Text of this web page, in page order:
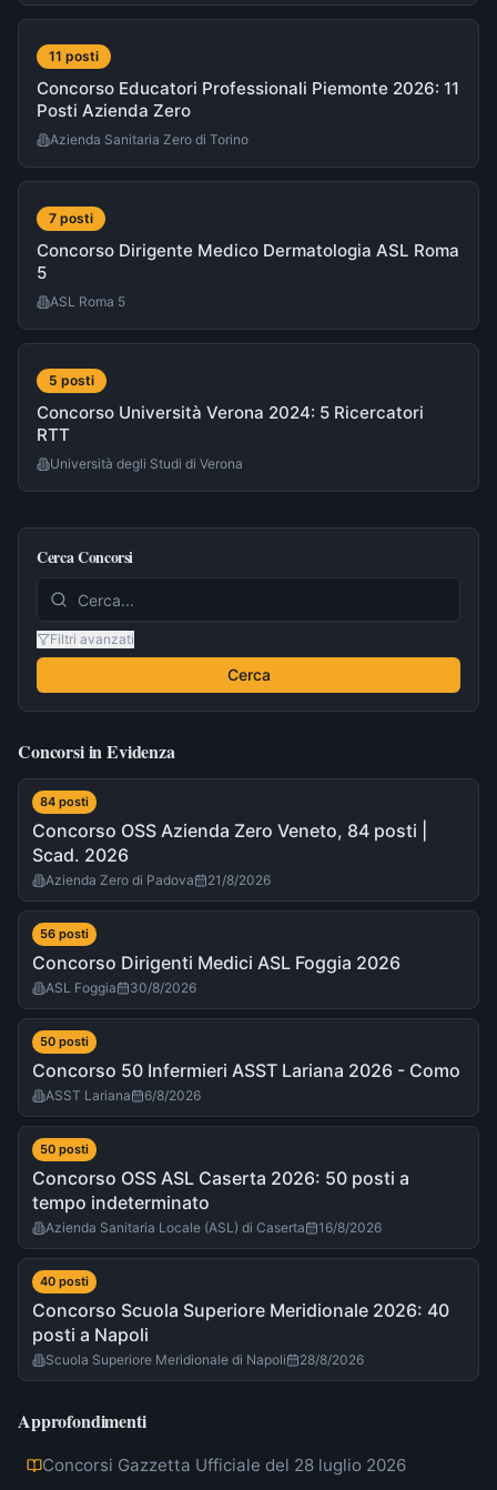
11 posti
Concorso Educatori Professionali Piemonte 2026: 11
Posti Azienda Zero
Azienda Sanitaria Zero di Torino
7 posti
Concorso Dirigente Medico Dermatologia ASL Roma
5
ASL Roma 5
5 posti
Concorso Università Verona 2024: 5 Ricercatori
RTT
Università degli Studi di Verona
Cerca Concorsi
Filtri avanzati
Cerca
Concorsi in Evidenza
84 posti
Concorso OSS Azienda Zero Veneto, 84 posti |
Scad. 2026
Azienda Zero di Padova 21/8/2026
56 posti
Concorso Dirigenti Medici ASL Foggia 2026
ASL Foggia 30/8/2026
50 posti
Concorso 50 Infermieri ASST Lariana 2026 - Como
ASST Lariana 6/8/2026
50 posti
Concorso OSS ASL Caserta 2026: 50 posti a
tempo indeterminato
Azienda Sanitaria Locale (ASL) di Caserta 16/8/2026
40 posti
Concorso Scuola Superiore Meridionale 2026: 40
posti a Napoli
Scuola Superiore Meridionale di Napoli 28/8/2026
Approfondimenti
Concorsi Gazzetta Ufficiale del 28 luglio 2026